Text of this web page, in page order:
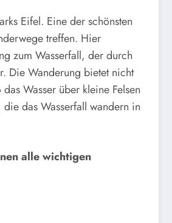
Eifel. Eine der schönsten
treffen. Hier
zum Wasserfall, der durch
Die Wanderung bietet nicht
Wasser über kleine Felsen
das Wasserfall wandern in
alle wichtigen